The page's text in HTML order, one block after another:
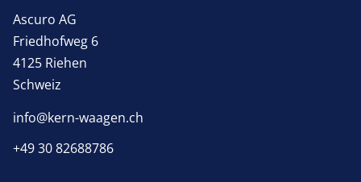
Ascuro AG
Friedhofweg 6
4125 Riehen
Schweiz
info@kern-waagen.ch
+49 30 82688786